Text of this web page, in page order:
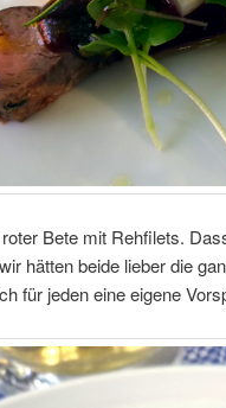
Bete mit Rehfilets.
hätten beide lieber die
für jeden eine eigene